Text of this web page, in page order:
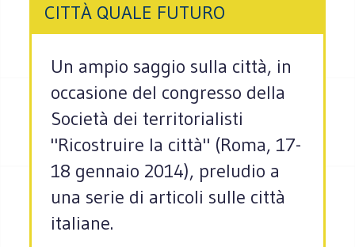
CITTÀ QUALE FUTURO
Un ampio saggio sulla città, in
occasione del congresso della
Società dei territorialisti
"Ricostruire la città" (Roma, 17-
18 gennaio 2014), preludio a
una serie di articoli sulle città
italiane.